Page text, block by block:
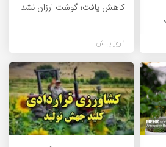
کاهش یافت؛ گوشت ارزان نشد
1 روز پیش